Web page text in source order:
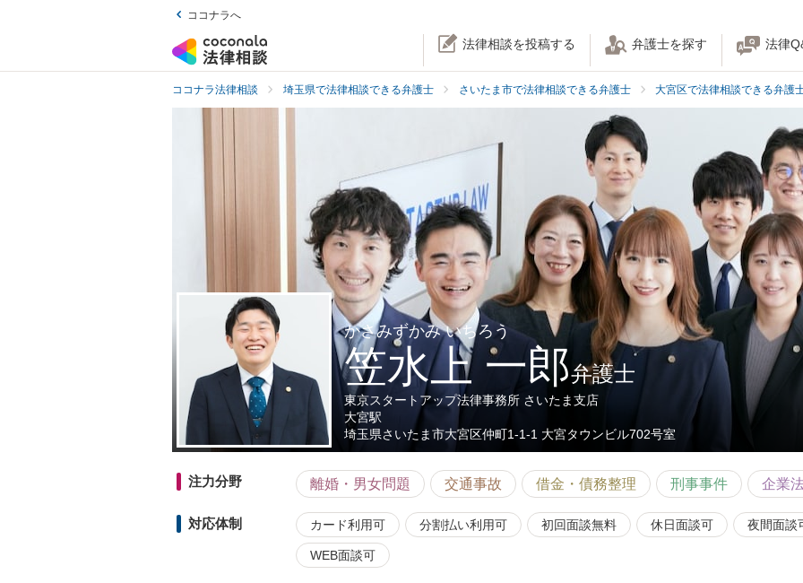
ココナラへ
法律相談を投稿する 弁護士を探す 法律
ココナラ法律相談 埼玉県で法律相談できる弁護士 さいたま市で法律相談できる弁護士 大宮区で法律相談できる弁護
かさみずかみ いちろう
笠水上 一郎弁護士
東京スタートアップ法律事務所 さいたま支店
大宮駅
埼玉県さいたま市大宮区仲町1-1-1 大宮タウンビル702号室
注力分野 離婚・男女問題 交通事故 借金・債務整理 刑事事件 企業
対応体制 カード利用可 分割払い利用可 初回面談無料 休日面談可 夜間面談
WEB面談可